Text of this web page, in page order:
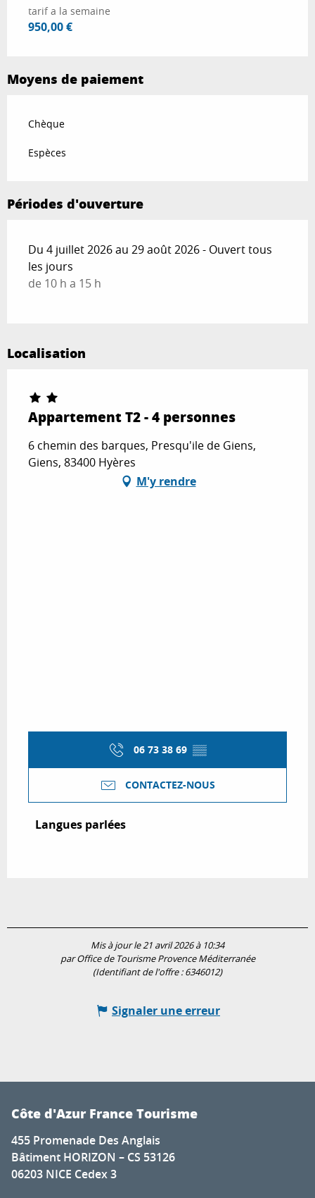
tarif a la semaine
950,00 €
Moyens de paiement
Chèque
Espèces
Périodes d'ouverture
Du 4 juillet 2026 au 29 août 2026 - Ouvert tous
les jours
de 10 h a 15 h
Localisation
Appartement T2 - 4 personnes
6 chemin des barques, Presqu'ile de Giens,
Giens, 83400 Hyères
M'y rendre
06 73 38 69 ▒▒
CONTACTEZ-NOUS
Langues parlées
Langues parlées
Mis à jour le 21 avril 2026 à 10:34
par Office de Tourisme Provence Méditerranée
(Identifiant de l'offre :6346012)
Signaler une erreur
Côte d'Azur France Tourisme
455 Promenade Des Anglais
Bâtiment HORIZON – CS 53126
06203 NICE Cedex 3